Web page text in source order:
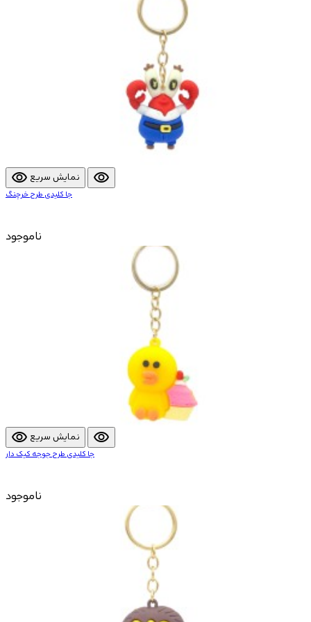
visibility نمایش سریع visibility
جا کلیدی طرح خرچنگ
ناموجود
visibility نمایش سریع visibility
جا کلیدی طرح جوجه کیک دار
ناموجود